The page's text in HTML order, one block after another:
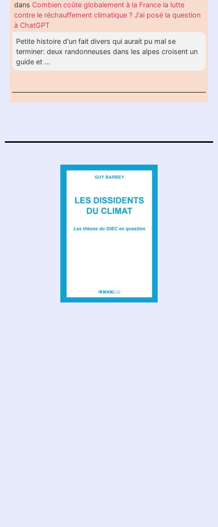
dans Combien coûte globalement à la France la lutte
contre le réchauffement climatique ? J’ai posé la question
à ChatGPT
Petite histoire d'un fait divers qui aurait pu mal se
terminer: deux randonneuses dans les alpes croisent un
guide et ...